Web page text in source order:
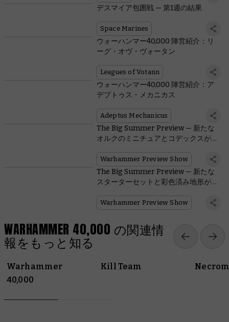
デスマイア包囲戦 — 第1週の結果
Space Marines
ウォーハンマー40,000 陣営紹介：リ
ーグ・オヴ・ヴォータン
Leagues of Votann
ウォーハンマー40,000 陣営紹介：ア
デプトゥス・メカニカス
Adeptus Mechanicus
The Big Summer Preview — 新たな
オルクのミニチュアとコデックスが登
Warhammer Preview Show
The Big Summer Preview — 新たな
スターターセットと彩色済み地形が登
Warhammer Preview Show
WARHAMMER 40,000 の関連情
報をもっと知る
Warhammer
40,000
Kill Team